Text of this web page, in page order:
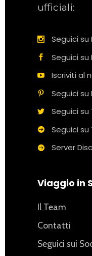
ufficiali:
Seguici
Seguici
Iscriviti al
Seguici
Seguici
Seguici su
Server
Viaggio in
Il Team
Contatti
Seguici sui